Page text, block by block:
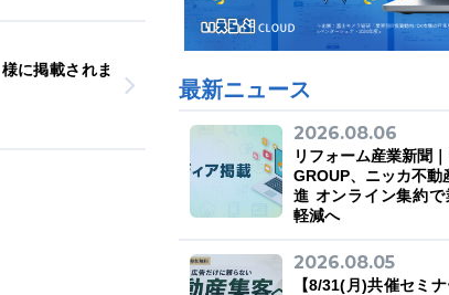
に掲載されま
最新ニュース
2026.08.06
リフォーム産業新聞
GROUP、ニッカ不動
進 オンライン集約で
軽減へ
2026.08.05
【8/31(月)共催セミ